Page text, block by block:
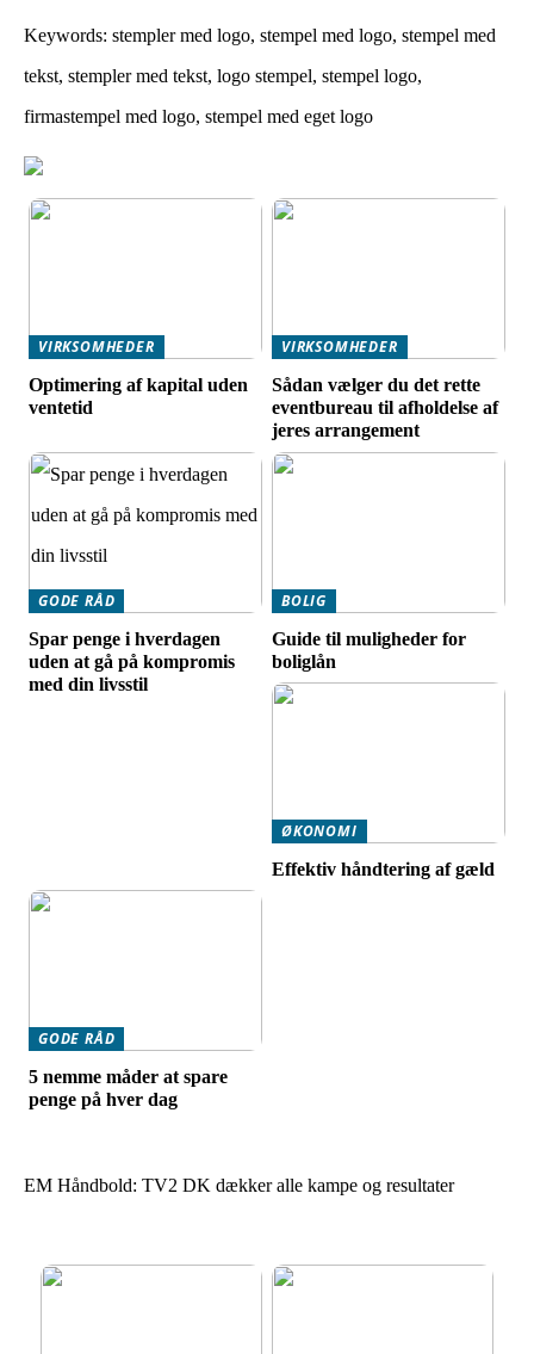
Keywords: stempler med logo, stempel med logo, stempel med
tekst, stempler med tekst, logo stempel, stempel logo,
firmastempel med logo, stempel med eget logo
VIRKSOMHEDER
Optimering af kapital uden
ventetid
VIRKSOMHEDER
Sådan vælger du det rette
eventbureau til afholdelse af
jeres arrangement
GODE RÅD
Spar penge i hverdagen
uden at gå på kompromis
med din livsstil
BOLIG
Guide til muligheder for
boliglån
ØKONOMI
Effektiv håndtering af gæld
GODE RÅD
5 nemme måder at spare
penge på hver dag
EM Håndbold: TV2 DK dækker alle kampe og resultater